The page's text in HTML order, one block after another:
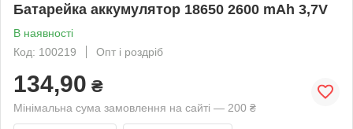
Батарейка аккумулятор 18650 2600 mAh 3,7V
В наявності
Код: 100219
Опт і роздріб
134,90 ₴
Мінімальна сума замовлення на сайті — 200 ₴